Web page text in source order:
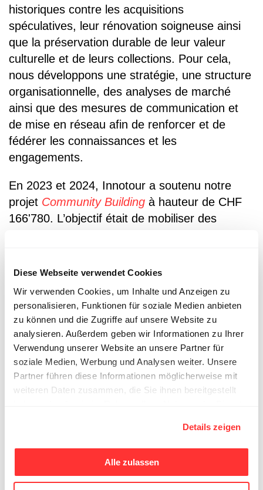
Diese Webseite verwendet Cookies
Wir verwenden Cookies, um Inhalte und Anzeigen zu
personalisieren, Funktionen für soziale Medien anbieten
zu können und die Zugriffe auf unsere Website zu
analysieren. Außerdem geben wir Informationen zu Ihrer
Verwendung unserer Website an unsere Partner für
soziale Medien, Werbung und Analysen weiter. Unsere
Partner führen diese Informationen möglicherweise mit
weiteren Daten zusammen, die Sie ihnen bereitgestellt
Details zeigen
Alle zulassen
historiques contre les acquisitions
spéculatives, leur rénovation soigneuse ainsi
que la préservation durable de leur valeur
culturelle et de leurs collections. Pour cela,
nous développons une stratégie, une structure
organisationnelle, des analyses de marché
ainsi que des mesures de communication et
de mise en réseau afin de renforcer et de
fédérer les connaissances et les
engagements.
En 2023 et 2024, Innotour a soutenu notre
projet Community Building à hauteur de CHF
166'780. L’objectif était de mobiliser des
apprécient leur architecture et leur valeur
unique de ces établissements. Grâce aux
méthodes et aux outils du Community Building,
ces personnes ont été mises en réseau et
activées. Le projet a été mené à bien avec
succès.
Innotour
renforce l’offre touristique par son
projets qui apportent de nouvelles impulsions